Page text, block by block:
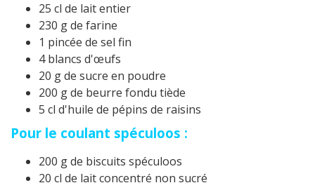
25 cl de lait entier
230 g de farine
1 pincée de sel fin
4 blancs d'œufs
20 g de sucre en poudre
200 g de beurre fondu tiède
5 cl d'huile de pépins de raisins
Pour le coulant spéculoos :
200 g de biscuits spéculoos
20 cl de lait concentré non sucré